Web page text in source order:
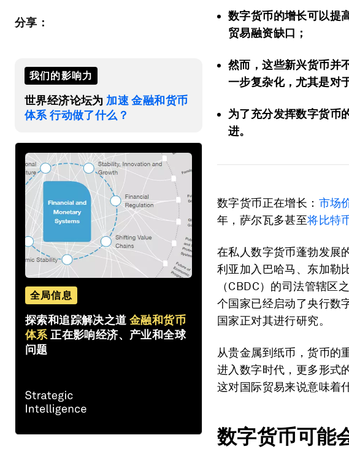
分享：
我们的影响力
世界经济论坛为 加速 金融和货币
体系 行动做了什么？
全局信息
探索和追踪解决之道 金融和货币
体系 正在影响经济、产业和全球
问题
数字货币的增长可以提
贸易融资缺口；
然而，这些新兴货币并
一步复杂化，尤其是对
为了充分发挥数字货币
进。
数字货币正在增长： 市场
年，萨尔瓦多甚至将比特
在私人数字货币蓬勃发展
利亚加入巴哈马、东加勒
（CBDC）的司法管辖区
个国家已经启动了央行数
国家正对其进行研究。
从贵金属到纸币，货币的
进入数字时代，更多形式
这对国际贸易来说意味着
数字货币可能